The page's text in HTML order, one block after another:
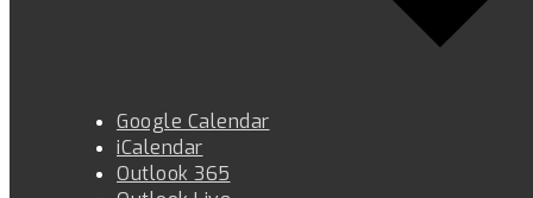
Google Calendar
iCalendar
Outlook 365